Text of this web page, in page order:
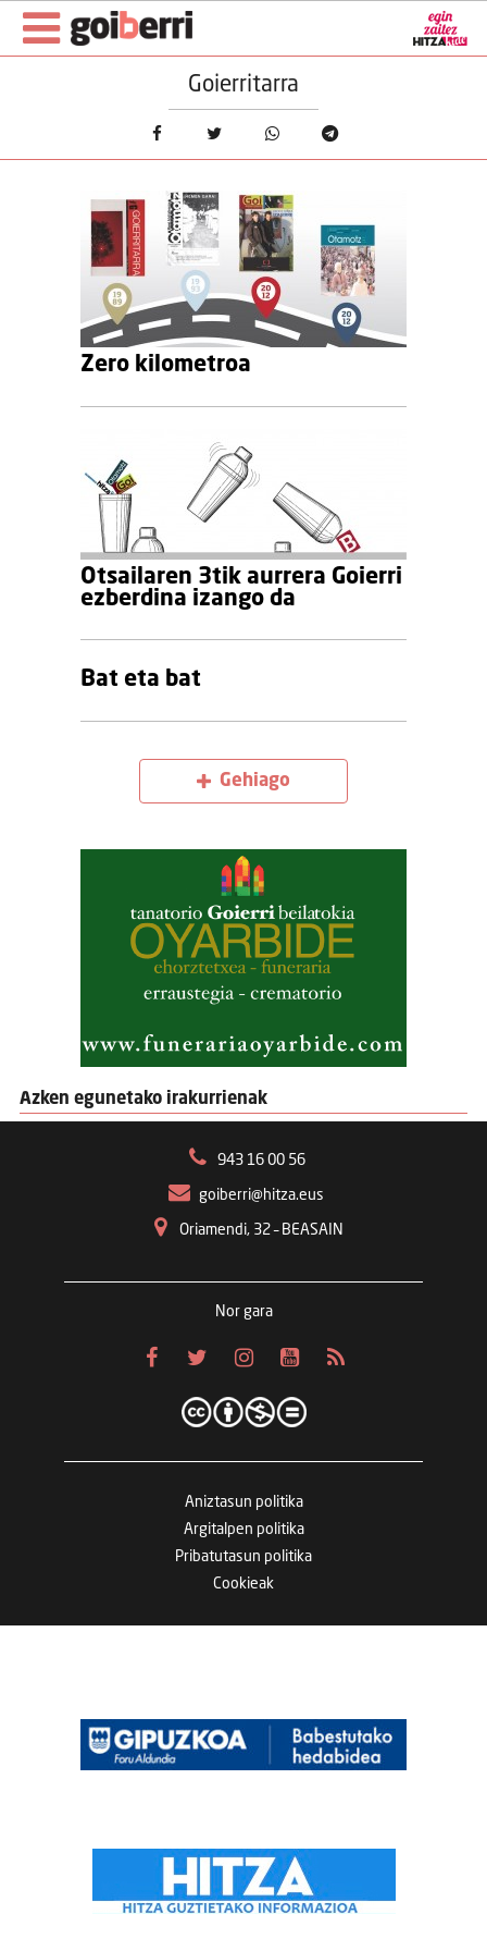
Goierritarra
Zero kilometroa
Otsailaren 3tik aurrera Goierri
ezberdina izango da
Bat eta bat
Gehiago
Azken egunetako irakurrienak
943 16 00 56
goiberri@hitza.eus
Oriamendi, 32 – BEASAIN
Nor gara
Aniztasun politika
Argitalpen politika
Pribatutasun politika
Cookieak